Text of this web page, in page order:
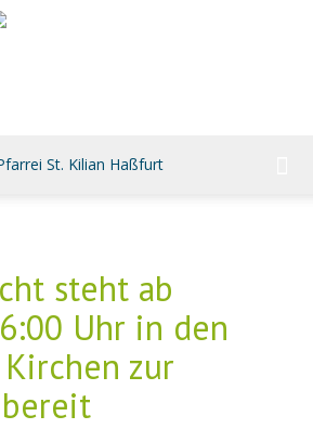
steht ab
Uhr in den
zur